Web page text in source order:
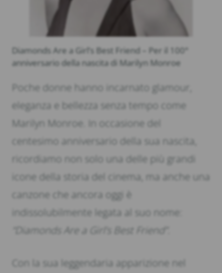
Diamonds Are a Girl’s Best Friend – Per il 100°
anniversario della nascita di Marilyn Monroe
Poche donne hanno incarnato glamour,
eleganza e bellezza senza tempo come
Marilyn Monroe. In occasione del
centesimo anniversario della sua nascita,
ricordiamo non solo una delle più grandi
icone della storia del cinema, ma anche una
canzone che ancora oggi è
indissolubilmente legata al suo nome:
“Diamonds Are a Girl’s Best Friend”.
Con la sua leggendaria apparizione nel